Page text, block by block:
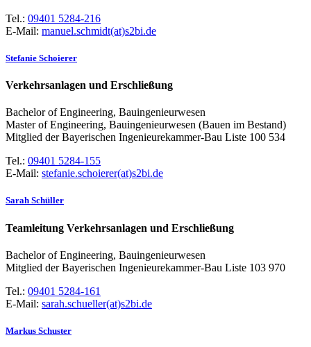
Tel.: 09401 5284-216
E-Mail: manuel.schmidt(at)s2bi.de
Stefanie Schoierer
Verkehrsanlagen und Erschließung
Bachelor of Engineering, Bauingenieurwesen
Master of Engineering, Bauingenieurwesen (Bauen im Bestand)
Mitglied der Bayerischen Ingenieurekammer-Bau Liste 100 534
Tel.: 09401 5284-155
E-Mail: stefanie.schoierer(at)s2bi.de
Sarah Schüller
Teamleitung Verkehrsanlagen und Erschließung
Bachelor of Engineering, Bauingenieurwesen
Mitglied der Bayerischen Ingenieurekammer-Bau Liste 103 970
Tel.: 09401 5284-161
E-Mail: sarah.schueller(at)s2bi.de
Markus Schuster